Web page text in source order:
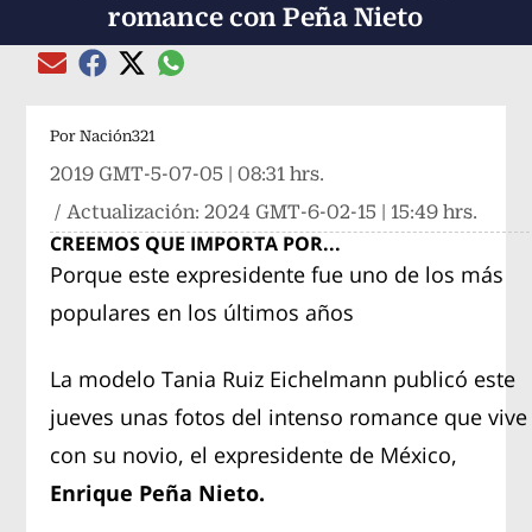
romance con Peña Nieto
Compartir el artículo actual mediante Email
Compartir el artículo actual mediante Facebook
Compartir el artículo actual mediante Twitter
Compartir el artículo actual mediante
Por Nación321
2019 GMT-5-07-05 | 08:31 hrs.
/ Actualización:2024 GMT-6-02-15 | 15:49 hrs.
CREEMOS QUE IMPORTA POR...
Porque este expresidente fue uno de los más
populares en los últimos años
La modelo Tania Ruiz Eichelmann publicó este
jueves unas fotos del intenso romance que vive
con su novio, el expresidente de México,
Enrique Peña Nieto.